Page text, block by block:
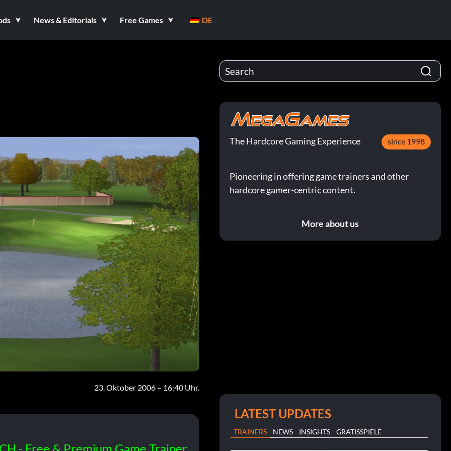
News & Editorials Free Games DE
23. Oktober 2006 – 16:40 Uhr.
The Hardcore Gaming Experience since 1998
Pioneering in offering game trainers and other
hardcore gamer-centric content.
More about us
LATEST UPDATES
TRAINERS NEWS INSIGHTS GRATISSPIELE